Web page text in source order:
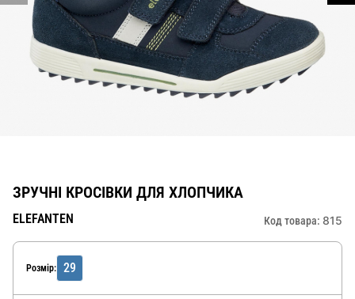
ЗРУЧНІ КРОСІВКИ ДЛЯ ХЛОПЧИКА
ELEFANTEN Код товара: 815
Розмір: 29